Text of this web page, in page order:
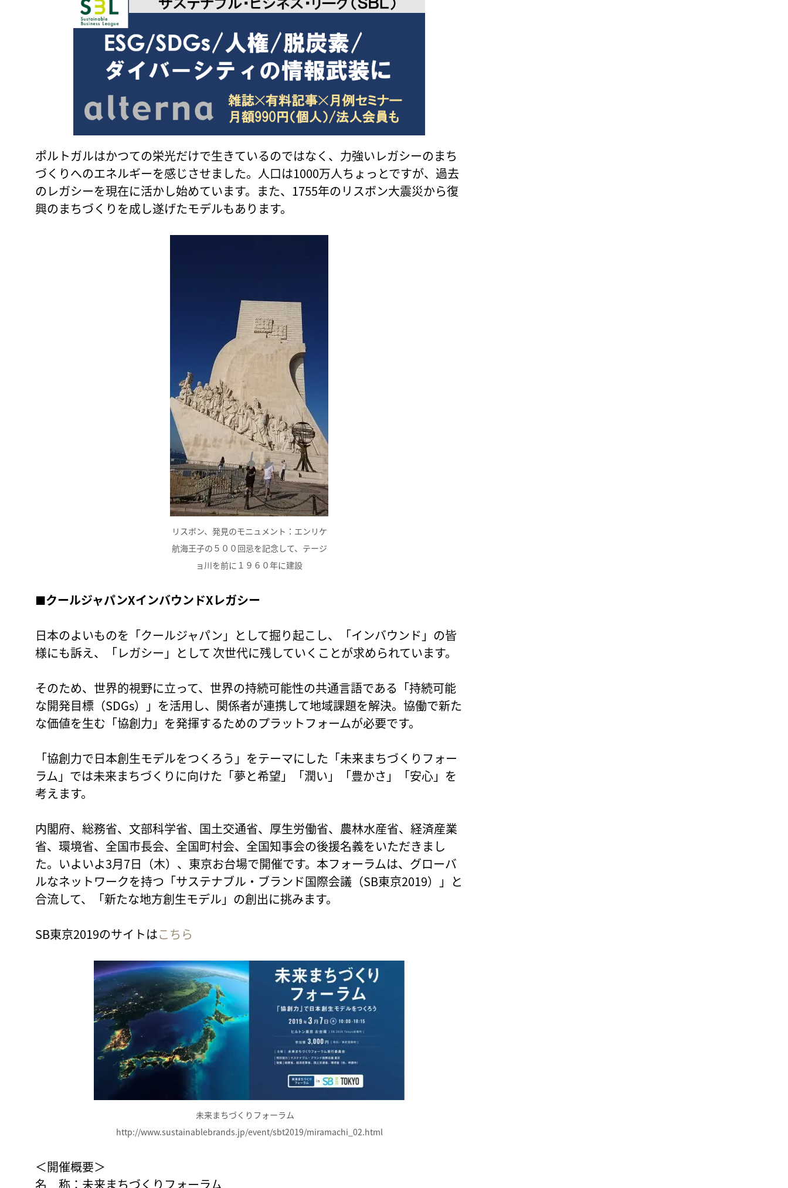
ポルトガルはかつての栄光だけで生きているのではなく、力強いレガシーのまち
づくりへのエネルギーを感じさせました。人口は1000万人ちょっとですが、過去
のレガシーを現在に活かし始めています。また、1755年のリスボン大震災から復
興のまちづくりを成し遂げたモデルもあります。
リスボン、発見のモニュメント：エンリケ
航海王子の５００回忌を記念して、テージ
ョ川を前に１９６０年に建設
■クールジャパンXインバウンドXレガシー
日本のよいものを「クールジャパン」として掘り起こし、「インバウンド」の皆
様にも訴え、「レガシー」として 次世代に残していくことが求められています。
そのため、世界的視野に立って、世界の持続可能性の共通言語である「持続可能
な開発目標（SDGs）」を活用し、関係者が連携して地域課題を解決。協働で新た
な価値を生む「協創力」を発揮するためのプラットフォームが必要です。
「協創力で日本創生モデルをつくろう」をテーマにした「未来まちづくりフォー
ラム」では未来まちづくりに向けた「夢と希望」「潤い」「豊かさ」「安心」を
考えます。
内閣府、総務省、文部科学省、国土交通省、厚生労働省、農林水産省、経済産業
省、環境省、全国市長会、全国町村会、全国知事会の後援名義をいただきまし
た。いよいよ3月7日（木）、東京お台場で開催です。本フォーラムは、グローバ
ルなネットワークを持つ「サステナブル・ブランド国際会議（SB東京2019）」と
合流して、「新たな地方創生モデル」の創出に挑みます。
SB東京2019のサイトはこちら
未来まちづくりフォーラム
http://www.sustainablebrands.jp/event/sbt2019/miramachi_02.html
＜開催概要＞
名 称：未来まちづくりフォーラム